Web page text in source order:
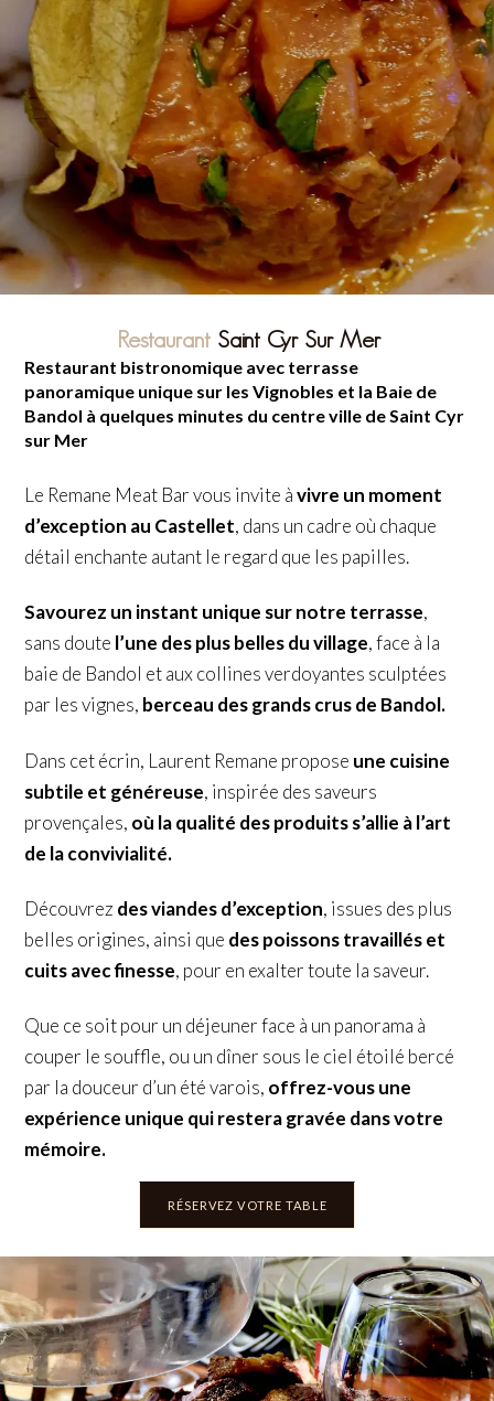
RestaurantSaint Cyr Sur Mer
Restaurant bistronomique avec terrasse
panoramique unique sur les Vignobles et la Baie de
Bandol à quelques minutes du centre ville de Saint Cyr
sur Mer
Le Remane Meat Bar vous invite àvivre un moment
d’exception au Castellet, dans un cadre où chaque
détail enchante autant le regard que les papilles.
Savourez un instant unique sur notre terrasse,
sans doute l’une des plus belles du village, face à la
baie de Bandol et aux collines verdoyantes sculptées
par les vignes, berceau des grands crus de Bandol.
Dans cet écrin, Laurent Remane propose une cuisine
subtile et généreuse, inspirée des saveurs
provençales, où la qualité des produits s’allie à l’art
de la convivialité.
Découvrez des viandes d’exception, issues des plus
belles origines, ainsi que des poissons travaillés et
cuits avec finesse, pour en exalter toute la saveur.
Que ce soit pour un déjeuner face à un panorama à
couper le souffle, ou un dîner sous le ciel étoilé bercé
par la douceur d’un été varois, offrez-vous une
expérience unique qui restera gravée dans votre
mémoire.
RÉSERVEZ VOTRE TABLE